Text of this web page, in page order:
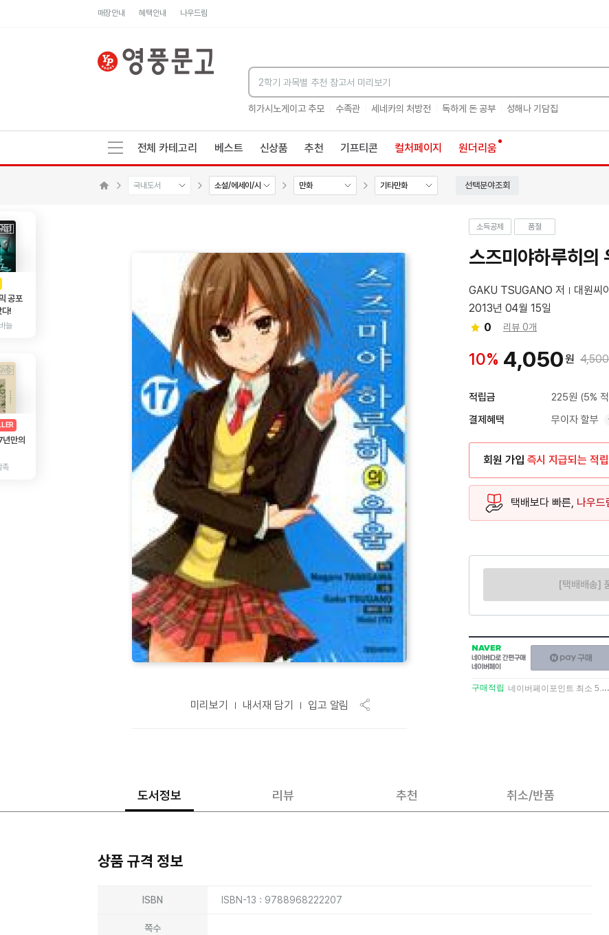
매장안내 혜택안내 나우드림
히가시노게이고 추모 수족관 세네카의 처방전 독하게 돈 공부 성해나 기담집
전체 카테고리 베스트 신상품 추천 기프티콘 컬처페이지 원더리움
국내도서 소설/에세이/시 만화 기타만화 선택분야조회
AD
공포
다!
늘
AD
년만의
촉
미리보기 내서재 담기 입고 알림
소득공제 품절
스즈미야하루히의
GAKU TSUGANO 저
대원씨
2013년 04월 15일
0
리뷰 0개
10% 4,050원 4,500
적립금 225원 (5%
결제혜택 무이자 할부
회원 가입 즉시 지급되는 적
택배보다 빠른, 나우드
[택배배송]
NAVER
네이버
ID로
간편구매
네이버페이
구매하기
구매적립 네이버페이포인트 최소 5.5% 적립
도서정보 리뷰 추천 취소/반품
상품 규격 정보
ISBN ISBN-13 : 9788968222207
쪽수